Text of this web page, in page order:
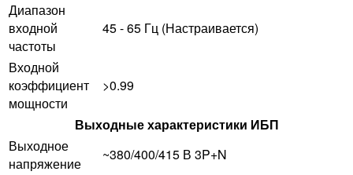
Диапазон
входной
частоты
45 - 65 Гц (Настраивается)
Входной
коэффициент
мощности
>0.99
Выходные характеристики ИБП
Выходное
напряжение
~380/400/415 В 3P+N